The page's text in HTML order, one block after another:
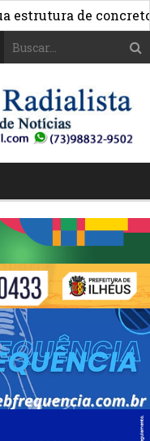
de concreto